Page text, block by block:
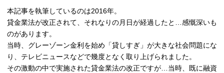
本記事を執筆しているのは2016年。
貸金業法が改正されて、それなりの月日が経過したと…感慨深いも
のがあります。
当時、グレーゾーン金利を始め「貸しすぎ」が大きな社会問題にな
り、テレビニュースなどで幾度となく取り上げられました。
その激動の中で実施された貸金業法の改正ですが…当時、既に融資